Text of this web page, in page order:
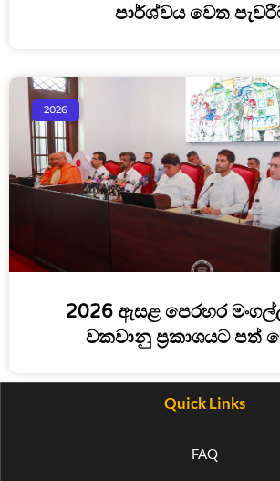
පාර්ශ්වය වෙත
2026
2026 ඇසළ පෙරහර
වකවානු ප්‍රකාශයට පත්
Quick Links
FAQ